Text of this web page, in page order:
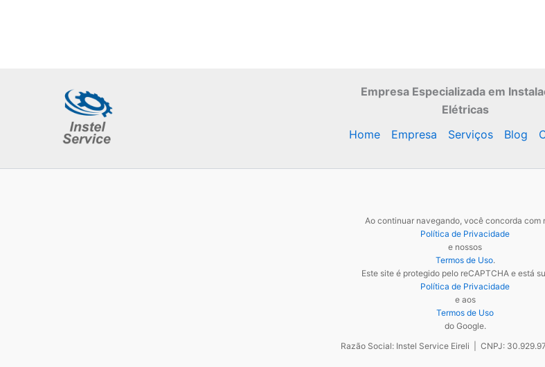
Empresa Especializada em
Elétricas
Home
Empresa Serviços Blog
Ao continuar navegando, você concorda com
Política de Privacidade
e nossos
Termos de Uso.
Este site é protegido pelo reCAPTCHA e está
Política de Privacidade
e aos
Termos de Uso
do Google.
Razão Social: Instel Service Eireli | CNPJ: